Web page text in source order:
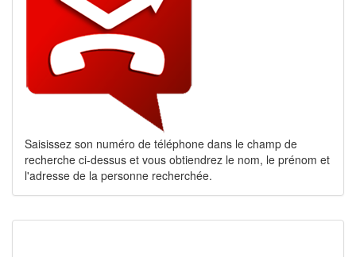
Saisissez son numéro de téléphone dans le champ de
recherche ci-dessus et vous obtiendrez le nom, le prénom et
l'adresse de la personne recherchée.